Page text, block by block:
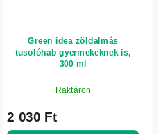
Green idea zöldalmás
tusolóhab gyermekeknek is,
300 ml
Raktáron
2 030 Ft